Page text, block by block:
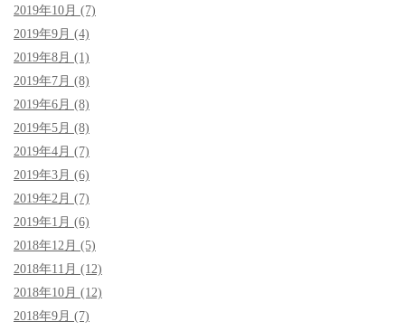
2019年10月 (7)
2019年9月 (4)
2019年8月 (1)
2019年7月 (8)
2019年6月 (8)
2019年5月 (8)
2019年4月 (7)
2019年3月 (6)
2019年2月 (7)
2019年1月 (6)
2018年12月 (5)
2018年11月 (12)
2018年10月 (12)
2018年9月 (7)